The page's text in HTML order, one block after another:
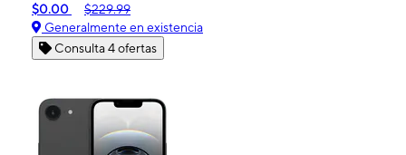
$0.00
$229.99
Generalmente en existencia
Consulta 4 ofertas